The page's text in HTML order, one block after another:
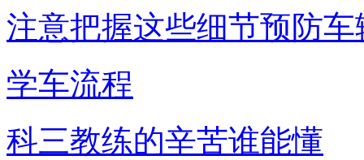
注意把握这些细节预防车
学车流程
科三教练的辛苦谁能懂